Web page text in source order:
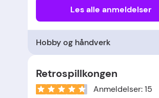
Les alle anmeldelser
Hobby og håndverk
Retrospillkongen
Anmeldelser: 15